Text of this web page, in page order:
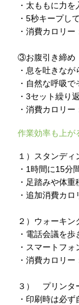
・太ももに力
・5秒キープし
・消費カロリ
③お腹引き締め
・息を吐きな
・自然な呼吸
・3セット繰り
・消費カロリ
作業効率も上が
１）スタンディ
・1時間に15分
・足踏みや体
・追加消費カ
２）ウォーキン
・電話会議を
・スマートフ
・消費カロリ
３） プリンタ
・印刷時は必ず